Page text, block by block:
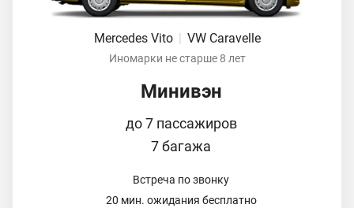
Mercedes Vito VW Caravelle
Иномарки не старше 8 лет
Минивэн
до 7 пассажиров
7 багажа
Встреча по звонку
20 мин. ожидания бесплатно